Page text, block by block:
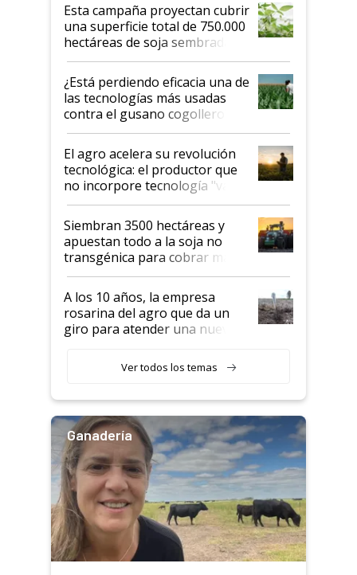
Esta campaña proyectan cubrir
una superficie total de 750.000
hectáreas de soja sembradas
con una nueva generación de
variedades que marcan un
salto tecnológico en genética y
rendimiento
¿Está perdiendo eficacia una de
las tecnologías más usadas
contra el gusano cogollero? El
desafío de una tecnología clave
El agro acelera su revolución
tecnológica: el productor que
no incorpore tecnología "va a
perder el tren"
Siembran 3500 hectáreas y
apuestan todo a la soja no
transgénica para cobrar más
por tonelada: compraron un
semillero
A los 10 años, la empresa
rosarina del agro que da un
giro para atender una nueva
Ver todos los temas
Ganadería